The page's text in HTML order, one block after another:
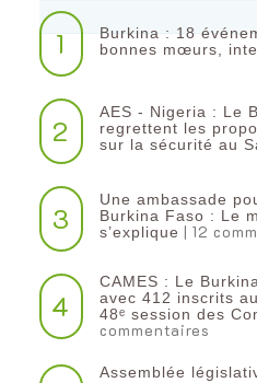
1
Burkina : 18
bonnes mœurs,
2
AES - Nigeria : Le
regrettent les
sur la sécurité au
3
Une ambassade
Burkina Faso : Le
s’explique | 12
4
CAMES : Le
avec 412 inscrits
48ᵉ session des
commentaires
Assemblée